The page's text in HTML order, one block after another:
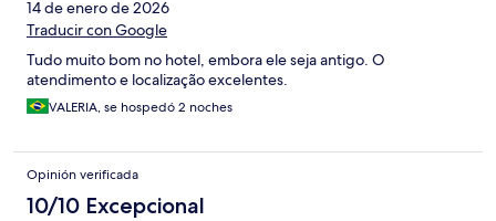
14 de enero de 2026
Traducir con Google
Tudo muito bom no hotel, embora ele seja antigo. O
atendimento e localização excelentes.
VALERIA, se hospedó 2 noches
Opinión verificada
10/10 Excepcional